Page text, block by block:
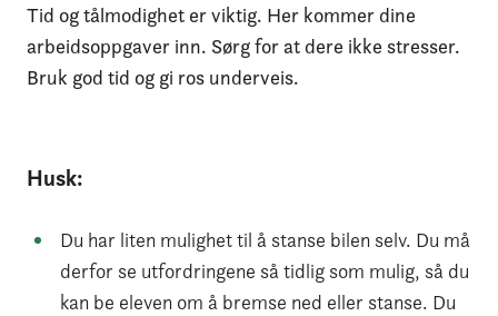
Tid og tålmodighet er viktig. Her kommer dine
arbeidsoppgaver inn. Sørg for at dere ikke stresser.
Bruk god tid og gi ros underveis.
Husk:
Du har liten mulighet til å stanse bilen selv. Du må
derfor se utfordringene så tidlig som mulig, så du
kan be eleven om å bremse ned eller stanse. Du